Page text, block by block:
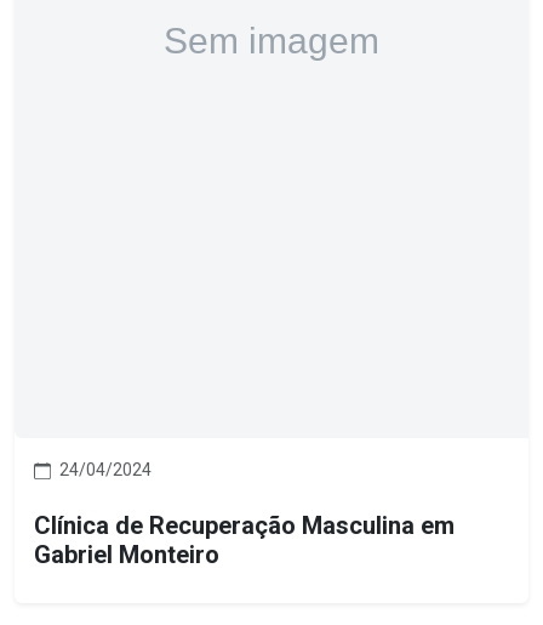
24/04/2024
Clínica de Recuperação Masculina em
Gabriel Monteiro